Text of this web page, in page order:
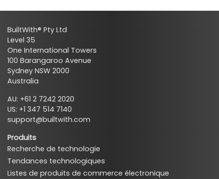
BuiltWith® Pty Ltd
Level 35
One International Towers
100 Barangaroo Avenue
Sydney NSW 2000
Australia
AU: +61 2 7242 2020
US: +1 347 514 7140
support@builtwith.com
Produits
Recherche de technologie
Tendances technologiques
Listes de produits de commerce électronique